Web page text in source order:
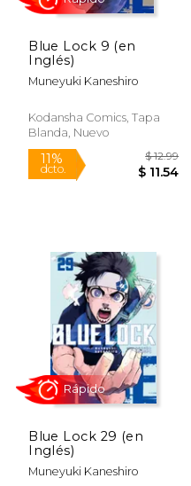
dcto. $ 11.04
Rápido
Blue Lock 9 (en
Inglés)
Muneyuki Kaneshiro
Kodansha Comics, Tapa
Blanda, Nuevo
Blue Lock 29 (en
Inglés)
Muneyuki Kaneshiro